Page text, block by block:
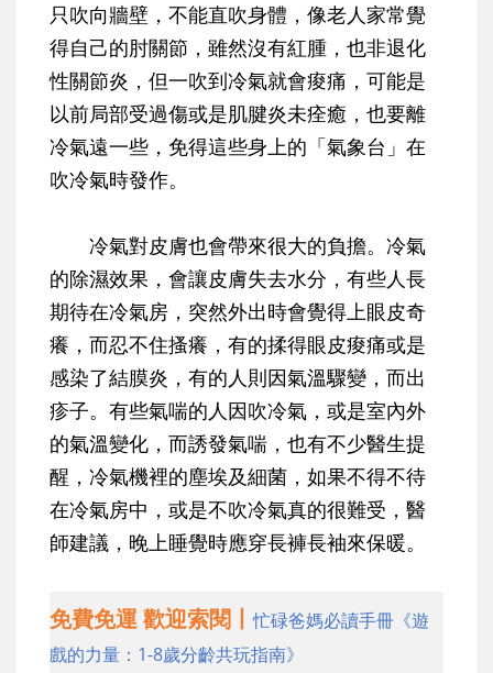
只吹向牆壁，不能直吹身體，像老人家常覺
得自己的肘關節，雖然沒有紅腫，也非退化
性關節炎，但一吹到冷氣就會痠痛，可能是
以前局部受過傷或是肌腱炎未痊癒，也要離
冷氣遠一些，免得這些身上的「氣象台」在
吹冷氣時發作。
冷氣對皮膚也會帶來很大的負擔。冷氣
的除濕效果，會讓皮膚失去水分，有些人長
期待在冷氣房，突然外出時會覺得上眼皮奇
癢，而忍不住搔癢，有的揉得眼皮痠痛或是
感染了結膜炎，有的人則因氣溫驟變，而出
疹子。有些氣喘的人因吹冷氣，或是室內外
的氣溫變化，而誘發氣喘，也有不少醫生提
醒，冷氣機裡的塵埃及細菌，如果不得不待
在冷氣房中，或是不吹冷氣真的很難受，醫
師建議，晚上睡覺時應穿長褲長袖來保暖。
免費免運 歡迎索閱丨忙碌爸媽必讀手冊《遊
戲的力量：1-8歲分齡共玩指南》